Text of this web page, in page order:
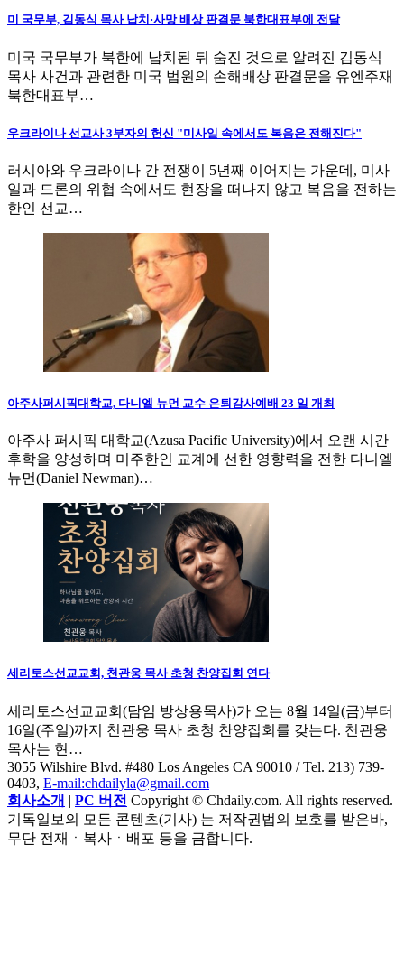
미 국무부, 김동식 목사 납치·사망 배상 판결문 북한대표부에 전달
미국 국무부가 북한에 납치된 뒤 숨진 것으로 알려진 김동식
목사 사건과 관련한 미국 법원의 손해배상 판결문을 유엔주재
북한대표부…
우크라이나 선교사 3부자의 헌신 "미사일 속에서도 복음은 전해진다"
러시아와 우크라이나 간 전쟁이 5년째 이어지는 가운데, 미사
일과 드론의 위협 속에서도 현장을 떠나지 않고 복음을 전하는
한인 선교…
아주사퍼시픽대학교, 다니엘 뉴먼 교수 은퇴감사예배 23 일 개최
아주사 퍼시픽 대학교(Azusa Pacific University)에서 오랜 시간
후학을 양성하며 미주한인 교계에 선한 영향력을 전한 다니엘
뉴먼(Daniel Newman)…
세리토스선교교회, 천관웅 목사 초청 찬양집회 연다
세리토스선교교회(담임 방상용목사)가 오는 8월 14일(금)부터
16일(주일)까지 천관웅 목사 초청 찬양집회를 갖는다. 천관웅
목사는 현…
3055 Wilshire Blvd. #480 Los Angeles CA 90010 / Tel. 213) 739-
0403, E-mail:chdailyla@gmail.com
회사소개 | PC 버전 Copyright © Chdaily.com. All rights reserved.
기독일보의 모든 콘텐츠(기사) 는 저작권법의 보호를 받은바,
무단 전재ㆍ복사ㆍ배포 등을 금합니다.